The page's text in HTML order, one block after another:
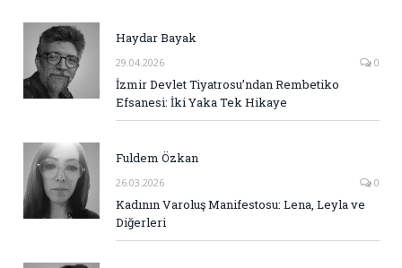
Haydar Bayak
29.04.2026 0
İzmir Devlet Tiyatrosu’ndan Rembetiko
Efsanesi: İki Yaka Tek Hikaye
Fuldem Özkan
26.03.2026 0
Kadının Varoluş Manifestosu: Lena, Leyla ve
Diğerleri